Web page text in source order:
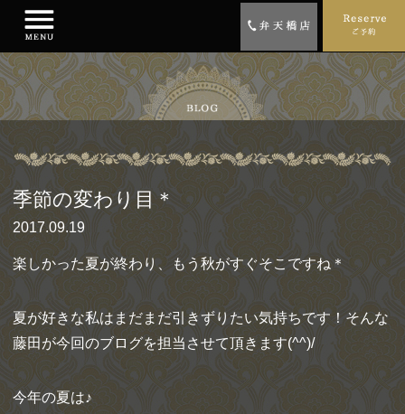
季節の変わり目＊
2017.09.19
楽しかった夏が終わり、もう秋がすぐそこですね＊
夏が好きな私はまだまだ引きずりたい気持ちです！そんな
藤田が今回のブログを担当させて頂きます(^^)/
今年の夏は♪